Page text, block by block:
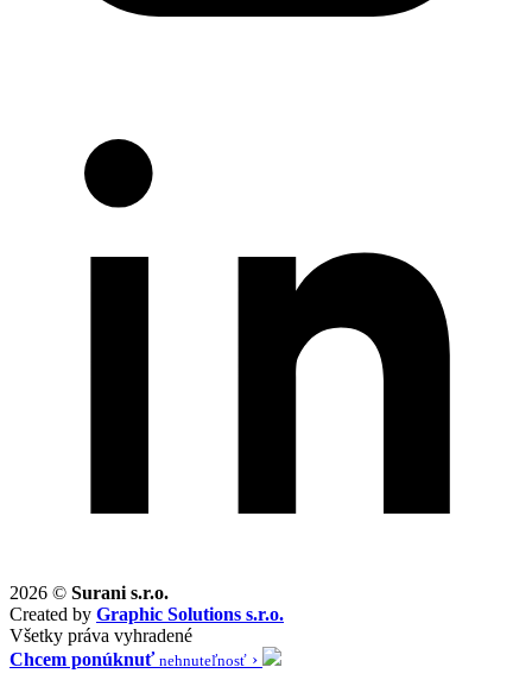
2026 © Surani s.r.o.
Created by Graphic Solutions s.r.o.
Všetky práva vyhradené
Chcem ponúknuť nehnuteľnosť ›